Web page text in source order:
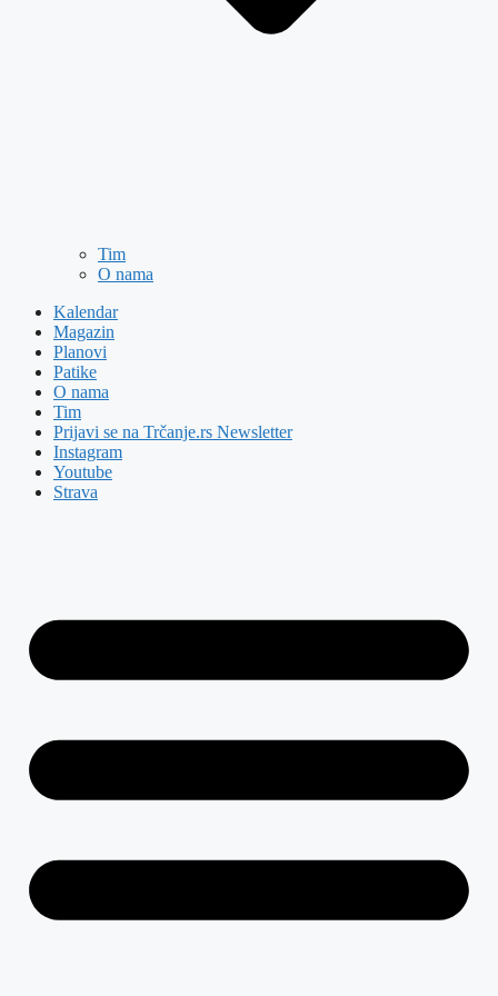
Tim
O nama
Kalendar
Magazin
Planovi
Patike
O nama
Tim
Prijavi se na Trčanje.rs Newsletter
Instagram
Youtube
Strava